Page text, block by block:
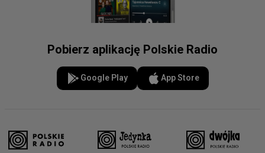
Pobierz aplikację Polskie Radio
Google Play App Store